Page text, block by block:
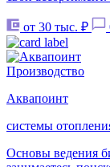
от 30 тыс. ₽
Производство
Аквапоинт
системы
Основы ведения